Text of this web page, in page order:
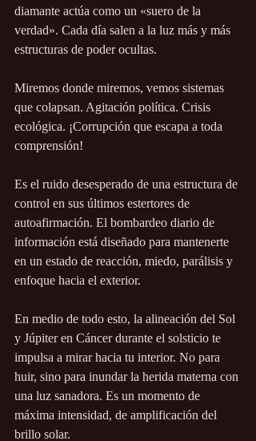
diamante actúa como un «suero de la
verdad». Cada día salen a la luz más y más
estructuras de poder ocultas.
Miremos donde miremos, vemos sistemas
que colapsan. Agitación política. Crisis
ecológica. ¡Corrupción que escapa a toda
comprensión!
Es el ruido desesperado de una estructura de
control en sus últimos estertores de
autoafirmación. El bombardeo diario de
información está diseñado para mantenerte
en un estado de reacción, miedo, parálisis y
enfoque hacia el exterior.
En medio de todo esto, la alineación del Sol
y Júpiter en Cáncer durante el solsticio te
impulsa a mirar hacia tu interior. No para
huir, sino para inundar la herida materna con
una luz sanadora. Es un momento de
máxima intensidad, de amplificación del
brillo solar.